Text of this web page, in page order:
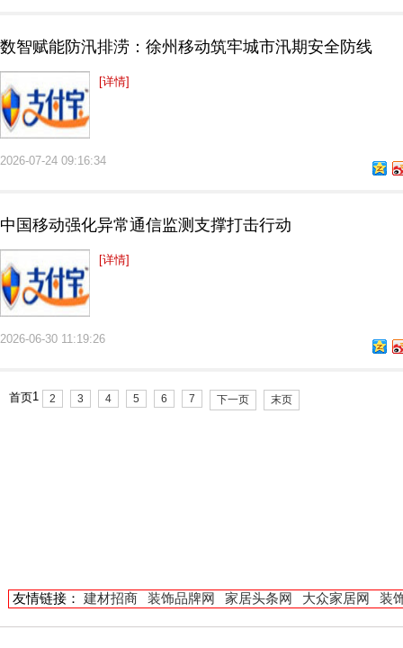
数智赋能防汛排涝：徐州移动筑牢城市汛期安全防线
[详情]
2026-07-24 09:16:34
中国移动强化异常通信监测支撑打击行动
[详情]
2026-06-30 11:19:26
首页1 2 3 4 5 6 7 下一页 末页
友情链接： 建材招商 装饰品牌网 家居头条网 大众家居网 装